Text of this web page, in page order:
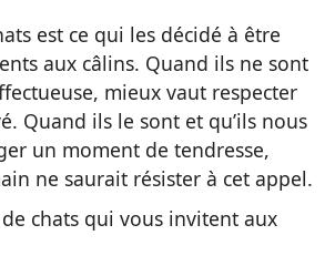
est ce qui les décidé à être
aux câlins. Quand ils ne sont
mieux vaut respecter
Quand ils le sont et qu’ils nous
un moment de tendresse,
ne saurait résister à cet appel.
chats qui vous invitent aux